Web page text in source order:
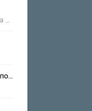
Ты заставлял меня сосать полная